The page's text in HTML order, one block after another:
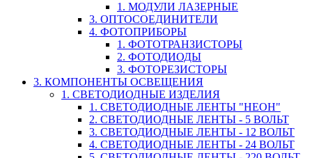
1. МОДУЛИ ЛАЗЕРНЫЕ
3. ОПТОСОЕДИНИТЕЛИ
4. ФОТОПРИБОРЫ
1. ФОТОТРАНЗИСТОРЫ
2. ФОТОДИОДЫ
3. ФОТОРЕЗИСТОРЫ
3. КОМПОНЕНТЫ ОСВЕЩЕНИЯ
1. СВЕТОДИОДНЫЕ ИЗДЕЛИЯ
1. СВЕТОДИОДНЫЕ ЛЕНТЫ "НЕОН"
2. СВЕТОДИОДНЫЕ ЛЕНТЫ - 5 ВОЛЬТ
3. СВЕТОДИОДНЫЕ ЛЕНТЫ - 12 ВОЛЬТ
4. СВЕТОДИОДНЫЕ ЛЕНТЫ - 24 ВОЛЬТ